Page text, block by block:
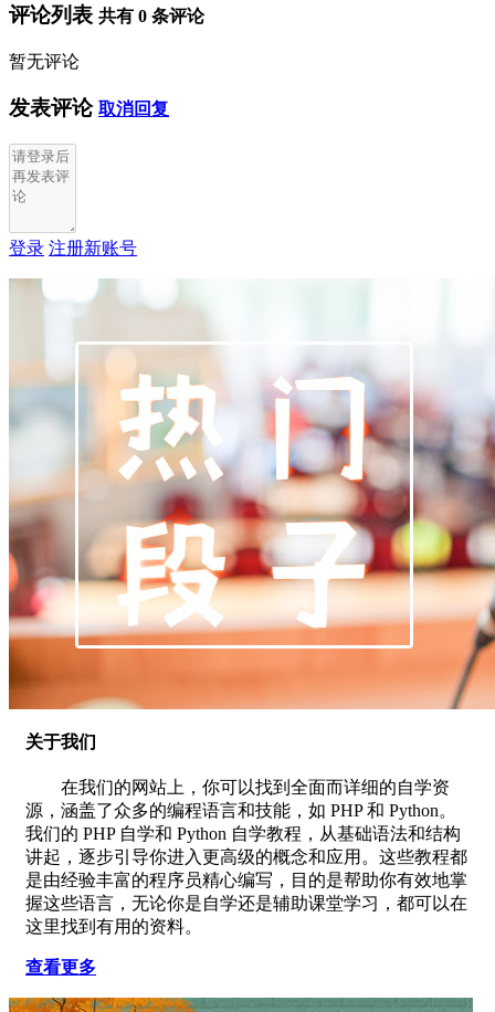
评论列表 共有 0 条评论
暂无评论
发表评论 取消回复
登录 注册新账号
关于我们
在我们的网站上，你可以找到全面而详细的自学资
源，涵盖了众多的编程语言和技能，如 PHP 和 Python。
我们的 PHP 自学和 Python 自学教程，从基础语法和结构
讲起，逐步引导你进入更高级的概念和应用。这些教程都
是由经验丰富的程序员精心编写，目的是帮助你有效地掌
握这些语言，无论你是自学还是辅助课堂学习，都可以在
这里找到有用的资料。
查看更多